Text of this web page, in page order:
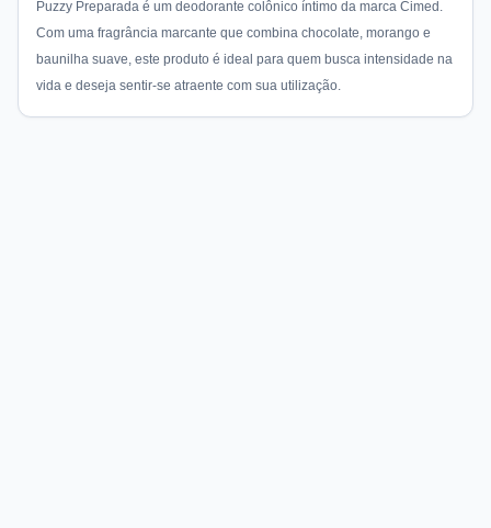
Puzzy Preparada é um deodorante colônico íntimo da marca Cimed.
Com uma fragrância marcante que combina chocolate, morango e
baunilha suave, este produto é ideal para quem busca intensidade na
vida e deseja sentir-se atraente com sua utilização.